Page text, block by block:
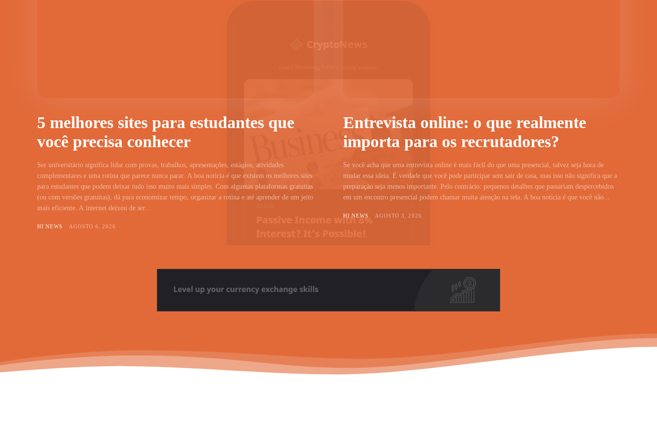
5 melhores sites para estudantes que
você precisa conhecer
Ser universitário significa lidar com provas, trabalhos, apresentações, estágios, atividades
complementares e uma rotina que parece nunca parar. A boa notícia é que existem os melhores sites
para estudantes que podem deixar tudo isso muito mais simples. Com algumas plataformas gratuitas
(ou com versões gratuitas), dá para economizar tempo, organizar a rotina e até aprender de um jeito
mais eficiente. A internet deixou de ser...
HI NEWS AGOSTO 6, 2026
Entrevista online: o que realmente
importa para os recrutadores?
Se você acha que uma entrevista online é mais fácil do que uma presencial, talvez seja hora de
mudar essa ideia. É verdade que você pode participar sem sair de casa, mas isso não significa que a
preparação seja menos importante. Pelo contrário: pequenos detalhes que passariam despercebidos
em um encontro presencial podem chamar muita atenção na tela. A boa notícia é que você não...
HI NEWS AGOSTO 3, 2026